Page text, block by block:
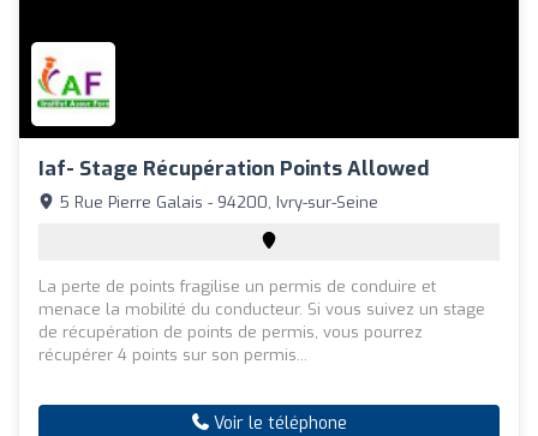
Iaf- Stage Récupération Points Allowed
5 Rue Pierre Galais - 94200, Ivry-sur-Seine
La perte de points fragilise un permis de conduire et
menace la mobilité du conducteur. Si vous suivez un stage
de récupération de points de permis, vous pourrez
récupérer 4 points sur son permis...
Voir le téléphone